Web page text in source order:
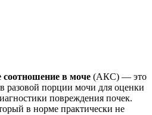
в моче (АКС) — это
разовой порции мочи для оценки
повреждения почек.
в норме практически не